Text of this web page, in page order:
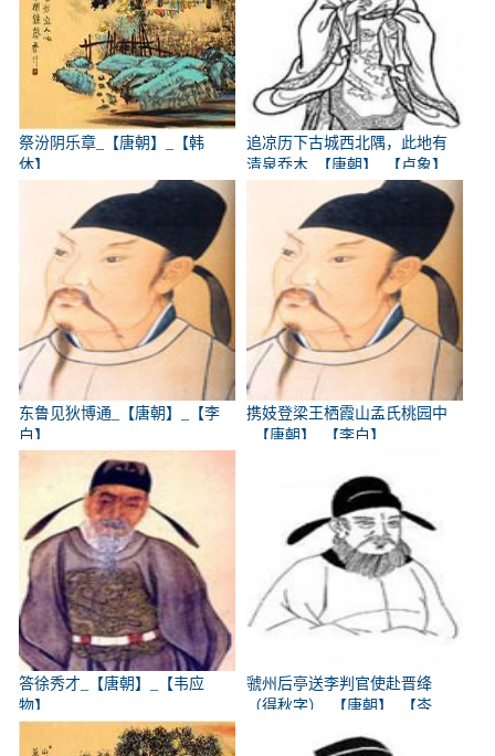
祭汾阴乐章_【唐朝】_【韩
休】
追凉历下古城西北隅，此地有
清泉乔木_【唐朝】_【卢象】
东鲁见狄博通_【唐朝】_【李
白】
携妓登梁王栖霞山孟氏桃园中
_【唐朝】_【李白】
答徐秀才_【唐朝】_【韦应
物】
虢州后亭送李判官使赴晋绛
（得秋字）_【唐朝】_【岑